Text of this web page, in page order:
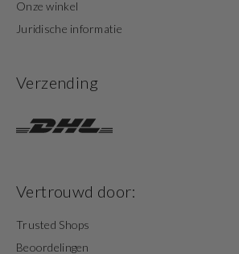
Onze winkel
Juridische informatie
Verzending
Vertrouwd door:
Trusted Shops
Beoordelingen